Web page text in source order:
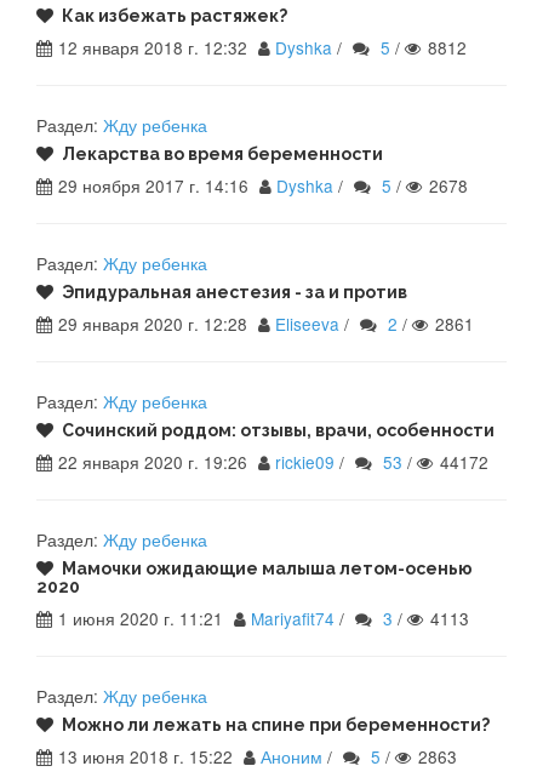
Как избежать растяжек?
12 января 2018 г. 12:32 Dyshka / 5 / 8812
Раздел: Жду ребенка
Лекарства во время беременности
29 ноября 2017 г. 14:16 Dyshka / 5 / 2678
Раздел: Жду ребенка
Эпидуральная анестезия - за и против
29 января 2020 г. 12:28 Eliseeva / 2 / 2861
Раздел: Жду ребенка
Сочинский роддом: отзывы, врачи, особенности
22 января 2020 г. 19:26 rickie09 / 53 / 44172
Раздел: Жду ребенка
Мамочки ожидающие малыша летом-осенью
2020
1 июня 2020 г. 11:21 Mariyafit74 / 3 / 4113
Раздел: Жду ребенка
Можно ли лежать на спине при беременности?
13 июня 2018 г. 15:22 Аноним / 5 / 2863